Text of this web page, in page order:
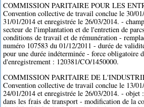
COMMISSION PARITAIRE POUR LES
Convention collective de travail conclue le 30/
31/01/2014 et enregistrée le 26/03/2014. -
secteur de l'implantation et de l'entretien de
conditions de travail et de rémunération -
numéro 107583 du 01/12/2011 - durée de
pour une durée indéterminée - force obligatoire
d'enregistrement : 120381/CO/1450000.
COMMISSION PARITAIRE DE
Convention collective de travail conclue le 13/
24/01/2014 et enregistrée le 26/03/2014. - objet
dans les frais de transport - modification de la